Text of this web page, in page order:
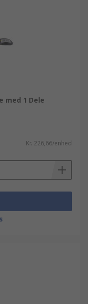
med 1 Dele
Kr. 226,66/enhed